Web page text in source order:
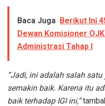
Baca Juga Berikut Ini
Dewan Komisioner
Administrasi Tahap I
“Jadi, ini adalah salah
semakin baik. Karena itu
baik terhadap IGI ini,”